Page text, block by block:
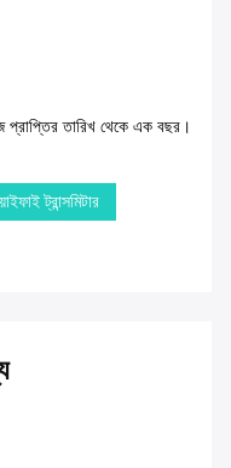
প্রাপ্তির তারিখ থেকে এক বছর।
ট্রান্সমিটার